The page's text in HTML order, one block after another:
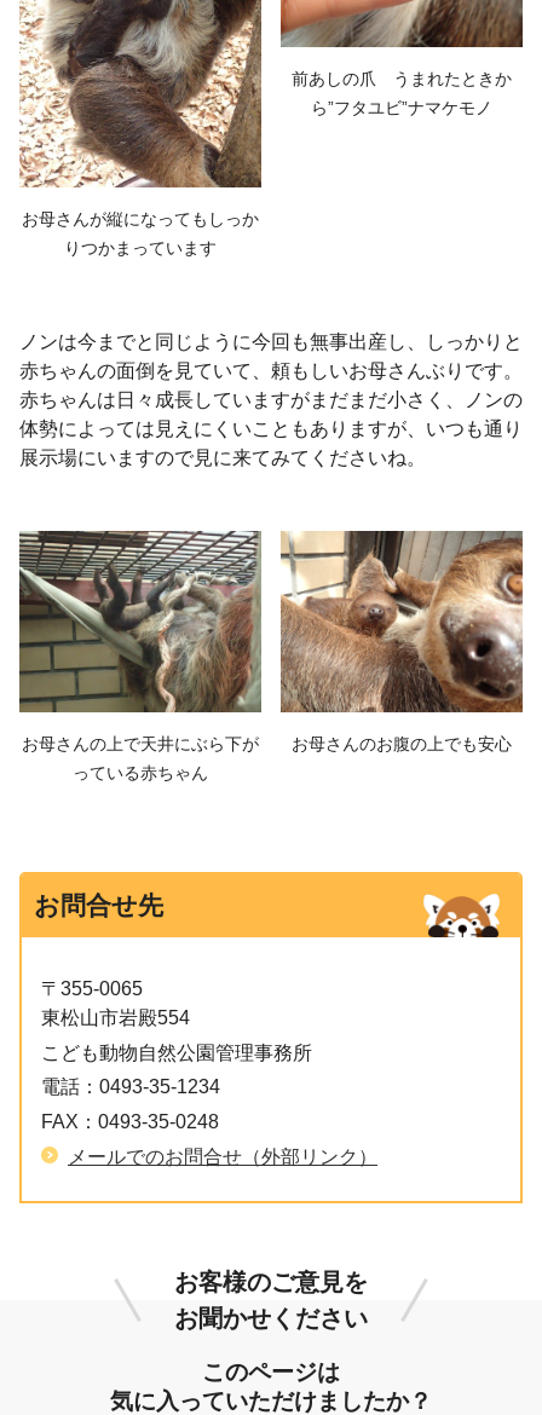
お母さんが縦になってもしっか
りつかまっています
前あしの爪 うまれたときか
ら”フタユビ”ナマケモノ
ノンは今までと同じように今回も無事出産し、しっかりと
赤ちゃんの面倒を見ていて、頼もしいお母さんぶりです。
赤ちゃんは日々成長していますがまだまだ小さく、ノンの
体勢によっては見えにくいこともありますが、いつも通り
展示場にいますので見に来てみてくださいね。
お母さんの上で天井にぶら下が
っている赤ちゃん
お母さんのお腹の上でも安心
お問合せ先
〒355-0065
東松山市岩殿554
こども動物自然公園管理事務所
電話： 0493-35-1234
FAX： 0493-35-0248
メールでのお問合せ（外部リンク）
お客様のご意見を
お聞かせください
このページは
気に入っていただけましたか？